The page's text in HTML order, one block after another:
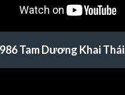
Tam Dương Khai Thái